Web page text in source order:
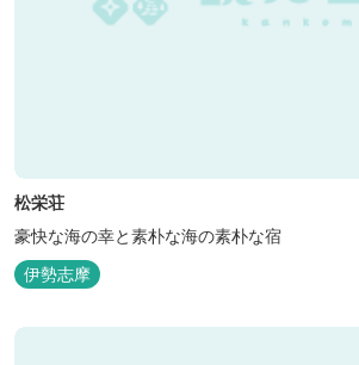
松栄荘
豪快な海の幸と素朴な海の素朴な宿
伊勢志摩